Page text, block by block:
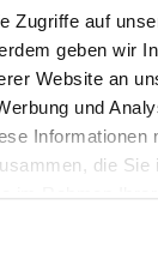
Zugriffe auf
geben wir
Website an
und
Informationen
die Sie
im Rahmen